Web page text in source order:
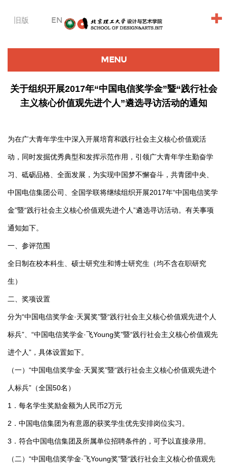
旧版 EN +
MENU
关于组织开展2017年“中国电信奖学金”暨“践行社会
主义核心价值观先进个人”遴选寻访活动的通知
为在广大青年学生中深入开展培育和践行社会主义核心价值观活
动，同时发掘优秀典型和发挥示范作用，引领广大青年学生勤奋学
习、砥砺品格、全面发展，为实现中国梦不懈奋斗，共青团中央、
中国电信集团公司、全国学联将继续组织开展2017年“中国电信奖学
金”暨“践行社会主义核心价值观先进个人”遴选寻访活动。有关事项
通知如下。
一、参评范围
全日制在校本科生、硕士研究生和博士研究生（均不含在职研究
生）
二、奖项设置
分为“中国电信奖学金·天翼奖”暨“践行社会主义核心价值观先进个人
标兵”、“中国电信奖学金·飞Young奖”暨“践行社会主义核心价值观先
进个人”，具体设置如下。
（一）“中国电信奖学金·天翼奖”暨“践行社会主义核心价值观先进个
人标兵”（全国50名）
1．每名学生奖励金额为人民币2万元
2．中国电信集团为有意愿的获奖学生优先安排岗位实习。
3．符合中国电信集团及所属单位招聘条件的，可予以直接录用。
（二）“中国电信奖学金·飞Young奖”暨“践行社会主义核心价值观先